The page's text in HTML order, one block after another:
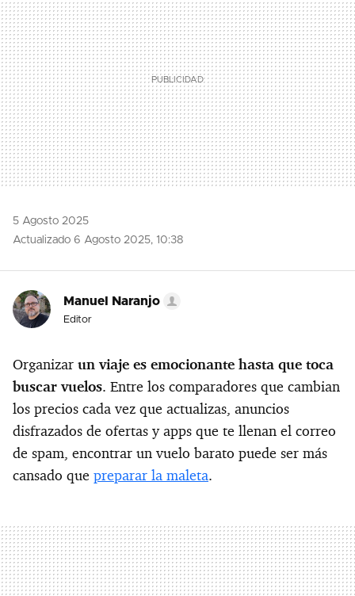
5 Agosto 2025
Actualizado 6 Agosto 2025, 10:38
Manuel Naranjo
Editor
Organizar un viaje es emocionante hasta que toca
buscar vuelos. Entre los comparadores que cambian
los precios cada vez que actualizas, anuncios
disfrazados de ofertas y apps que te llenan el correo
de spam, encontrar un vuelo barato puede ser más
cansado que preparar la maleta.